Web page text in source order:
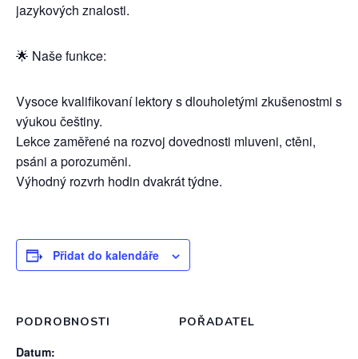
jazykových znalosti.
🌟 Naše funkce:
Vysoce kvalifikovaní lektory s dlouholetými zkušenostmi s
výukou češtiny.
Lekce zaměřené na rozvoj dovednosti mluveni, ctěni,
psáni a porozuměni.
Výhodný rozvrh hodin dvakrát týdne.
Přidat do kalendáře
PODROBNOSTI
Datum:
POŘADATEL